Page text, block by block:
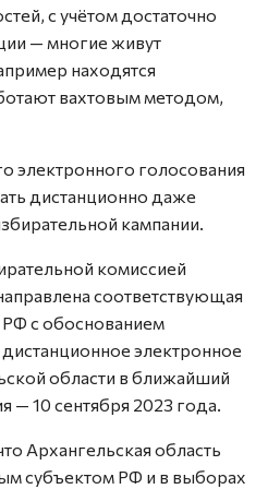
с учётом достаточно
— многие живут
находятся
вахтовым методом,
электронного голосования
дистанционно даже
кампании.
комиссией
соответствующая
с обоснованием
электронное
области в ближайший
— 10 сентября 2023 года.
Архангельская область
субъектом РФ и в выборах